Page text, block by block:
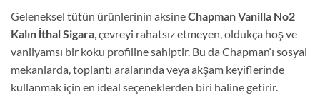
Geleneksel tütün ürünlerinin aksineChapman Vanilla No2
Kalın İthal Sigara , çevreyi rahatsız etmeyen, oldukça hoş ve
vanilyamsı bir koku profiline sahiptir. Bu da Chapman‘ı sosyal
mekanlarda, toplantı aralarında veya akşam keyiflerinde
kullanmak için en ideal seçeneklerden biri haline getirir.